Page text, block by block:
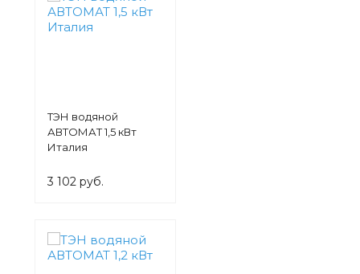
ТЭН водяной
АВТОМАТ 1,5 кВт
Италия
3 102 руб.